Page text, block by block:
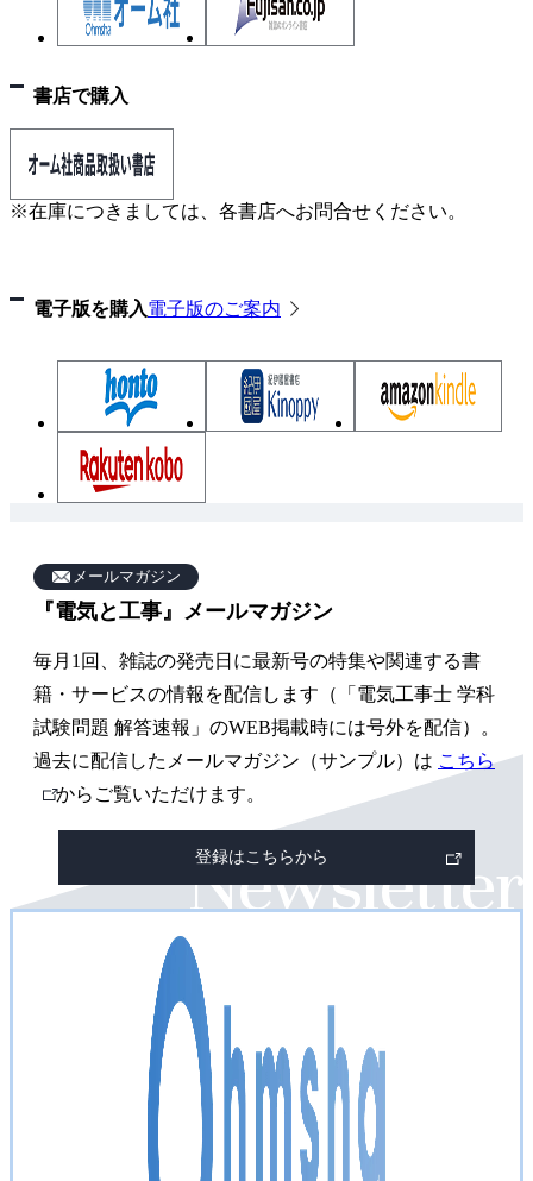
書店で購入
※在庫につきましては、各書店へお問合せください。
電子版を購入電子版のご案内
誌
連
ペ
ー
ジ
メールマガジン
『電気と工事』メールマガジン
毎月1回、雑誌の発売日に最新号の特集や関連する書
籍・サービスの情報を配信します（「電気工事士 学科
試験問題 解答速報」のWEB掲載時には号外を配信）。
過去に配信したメールマガジン（サンプル）は こちら
外
部
ン
からご覧いただけます。
登録はこちらから